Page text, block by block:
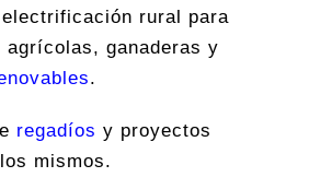
rural para
agrícolas, ganaderas y
.
regadíos y proyectos
mismos.